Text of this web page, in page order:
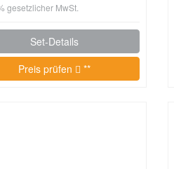
gesetzlicher MwSt.
Set-Details
Preis prüfen
**